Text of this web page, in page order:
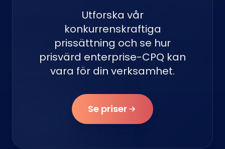
Utforska vår
konkurrenskraftiga
prissättning och se hur
prisvärd enterprise-CPQ kan
vara för din verksamhet.
Se priser